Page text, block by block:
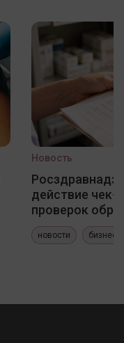
Новость
действие чек-
проверок
новости бизнес